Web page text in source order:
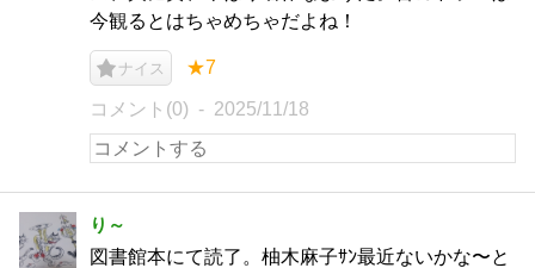
今観るとはちゃめちゃだよね！
ナイス ★7
コメント(0) 2025/11/18
り～
図書館本にて読了。柚木麻子ｻﾝ最近ないかな〜と